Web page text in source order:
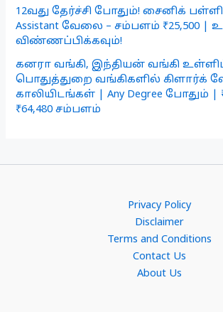
12வது தேர்ச்சி போதும்! சைனிக்
Assistant வேலை – சம்பளம் ₹25,500 |
விண்ணப்பிக்கவும்!
கனரா வங்கி, இந்தியன் வங்கி
பொதுத்துறை வங்கிகளில் கிளார்க்
காலியிடங்கள் | Any Degree போதும் |
₹64,480 சம்பளம்
Privacy Policy
Disclaimer
Terms and Conditions
Contact Us
About Us